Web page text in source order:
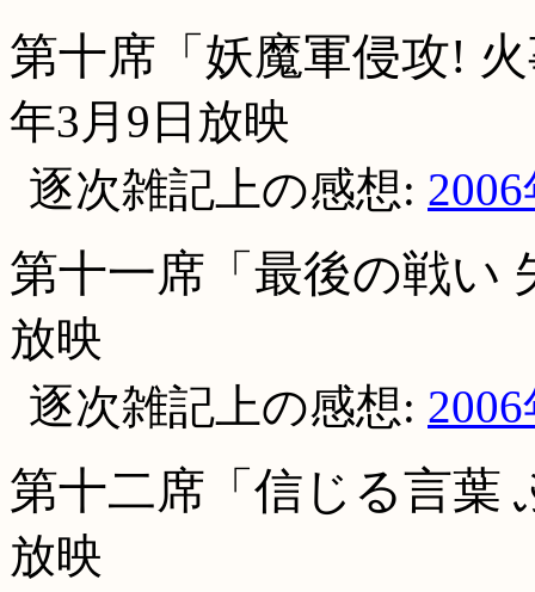
第十席「妖魔軍侵攻!
年3月9日放映
逐次雑記上の感想:
第十一席「最後の戦い
放映
逐次雑記上の感想:
第十二席「信じる言葉
放映